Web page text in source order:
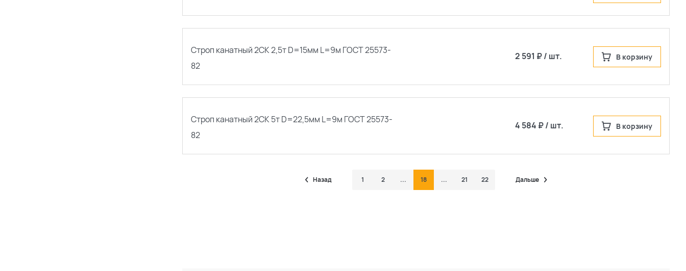
Строп канатный 2СК 2,5т D=15мм L=9м ГОСТ 25573-
82
2 591 ₽ / шт. В корзину
Строп канатный 2СК 5т D=22,5мм L=9м ГОСТ 25573-
82
4 584 ₽ / шт. В корзину
Назад 1 2 ... 18 ... 21 22 Дальше